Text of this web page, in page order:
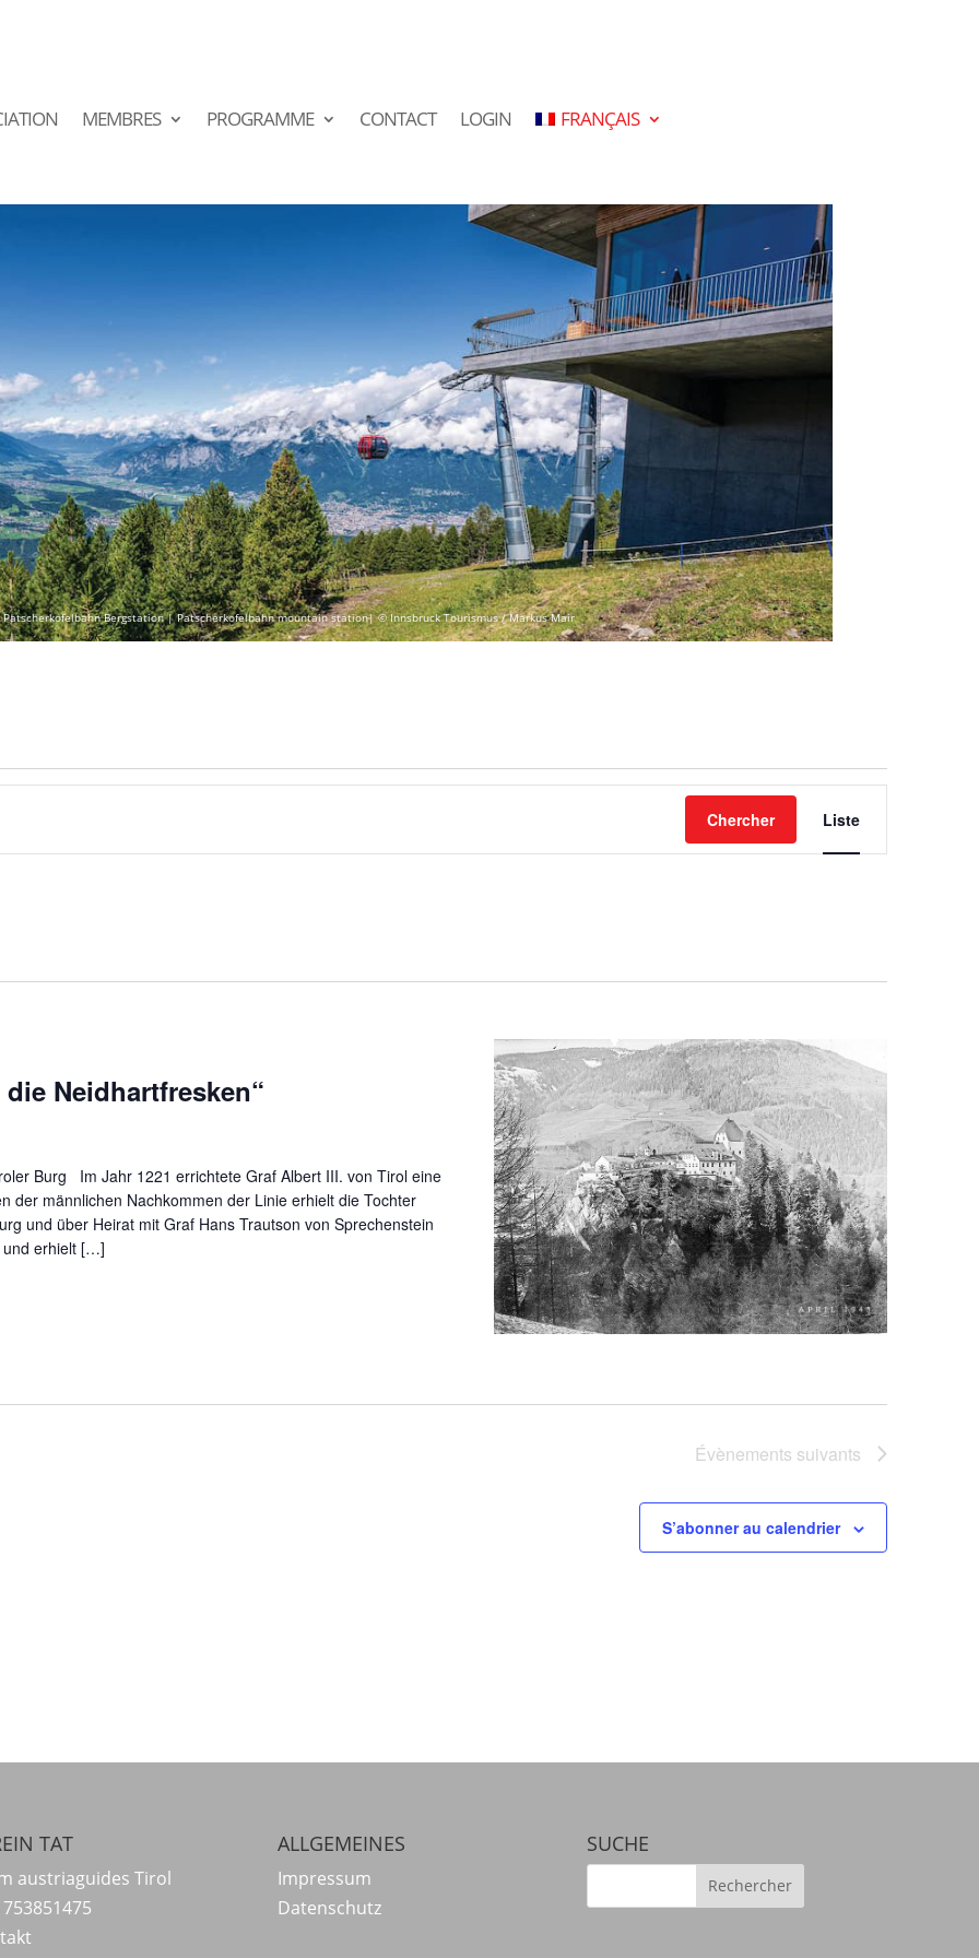
MEMBRES PROGRAMME CONTACT LOGIN FRANÇAIS
Patscherkofelbahn Bergstation | Patscherkofelbahn mountain station| © Innsbruck Tourismus / Markus Mair
Chercher DE
VUES
Liste
Neidhartfresken“
Burg Im Jahr 1221 errichtete Graf Albert III. von Tirol eine
der männlichen Nachkommen der Linie erhielt die Tochter
und über Heirat mit Graf Hans Trautson von Sprechenstein
und erhielt […]
Évènements suivants
S’abonner au calendrier
TAT
austriaguides Tirol
753851475
ALLGEMEINES
Impressum
Datenschutz
SUCHE